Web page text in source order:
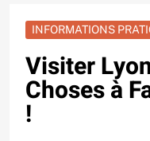
INFORMATIONS
Visiter
Choses à
!